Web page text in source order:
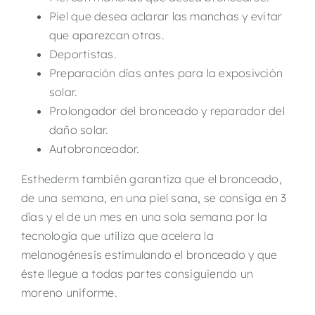
Piel que desea aclarar las manchas y evitar
que aparezcan otras.
Deportistas.
Preparación días antes para la exposivción
solar.
Prolongador del bronceado y reparador del
daño solar.
Autobronceador.
Esthederm también garantiza que el bronceado,
de una semana, en una piel sana, se consiga en 3
días y el de un mes en una sola semana por la
tecnología que utiliza que acelera la
melanogénesis estimulando el bronceado y que
éste llegue a todas partes consiguiendo un
moreno uniforme.